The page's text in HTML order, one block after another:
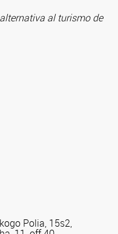
al turismo de
Polia, 15s2,